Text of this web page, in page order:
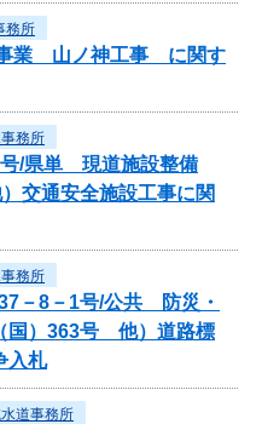
務所
事業 山ノ神工事 に関す
務所
号/県単 現道施設整備
交通安全施設工事に関
務所
－8－1号/公共 防災・
国）363号 他）道路標
入札
道事務所